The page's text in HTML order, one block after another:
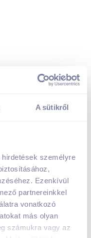
A sütikről
személyre
Ezenkívül
partnereinkkel
vonatkozó
más olyan
számukra vagy az
l gluténmentes,
/db(27% áfa)